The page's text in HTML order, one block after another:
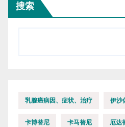
页
搜索
乳腺癌病因、症状、治疗 伊沙
卡博替尼 卡马替尼 厄达